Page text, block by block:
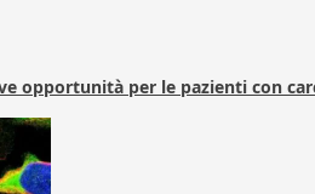
opportunità per le pazienti con